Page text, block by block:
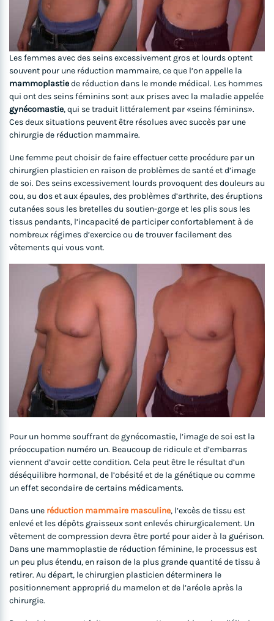
Les femmes avec des seins excessivement gros et lourds optent
souvent pour une réduction mammaire, ce que l’on appelle la
mammoplastiede réduction dans le monde médical. Les hommes
qui ont des seins féminins sont aux prises avec la maladie appelée
gynécomastie, qui se traduit littéralement par «seins féminins».
Ces deux situations peuvent être résolues avec succès par une
chirurgie de réduction mammaire.
Une femme peut choisir de faire effectuer cette procédure par un
chirurgien plasticien en raison de problèmes de santé et d’image
de soi. Des seins excessivement lourds provoquent des douleurs au
cou, au dos et aux épaules, des problèmes d’arthrite, des éruptions
cutanées sous les bretelles du soutien-gorge et les plis sous les
tissus pendants, l’incapacité de participer confortablement à de
nombreux régimes d’exercice ou de trouver facilement des
vêtements qui vous vont.
Pour un homme souffrant de gynécomastie, l’image de soi est la
préoccupation numéro un. Beaucoup de ridicule et d’embarras
viennent d’avoir cette condition. Cela peut être le résultat d’un
déséquilibre hormonal, de l’obésité et de la génétique ou comme
un effet secondaire de certains médicaments.
Dans une réduction mammaire masculine, l’excès de tissu est
enlevé et les dépôts graisseux sont enlevés chirurgicalement. Un
vêtement de compression devra être porté pour aider à la guérison.
Dans une mammoplastie de réduction féminine, le processus est
un peu plus étendu, en raison de la plus grande quantité de tissu à
retirer. Au départ, le chirurgien plasticien déterminera le
positionnement approprié du mamelon et de l’aréole après la
chirurgie.